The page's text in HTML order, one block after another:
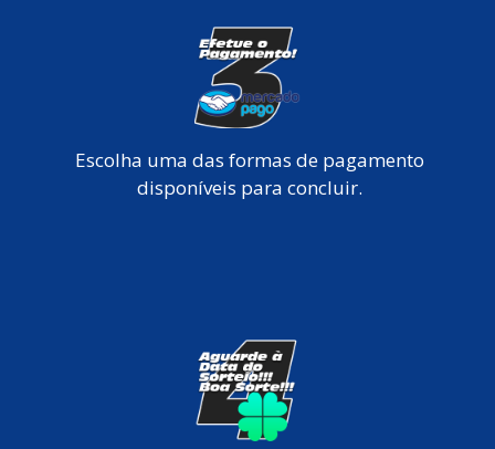
Escolha uma das formas de pagamento
disponíveis para concluir.